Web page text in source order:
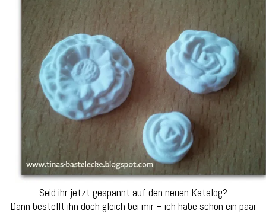
Seid ihr jetzt gespannt auf den neuen Katalog?
Dann bestellt ihn doch gleich bei mir – ich habe schon ein paar